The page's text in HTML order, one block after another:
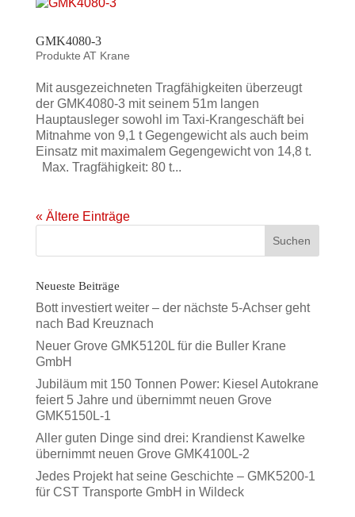
GMK4080-3
Produkte AT Krane
Mit ausgezeichneten Tragfähigkeiten überzeugt
der GMK4080-3 mit seinem 51m langen
Hauptausleger sowohl im Taxi-Krangeschäft bei
Mitnahme von 9,1 t Gegengewicht als auch beim
Einsatz mit maximalem Gegengewicht von 14,8 t.
Max. Tragfähigkeit: 80 t...
« Ältere Einträge
Neueste Beiträge
Bott investiert weiter – der nächste 5-Achser geht
nach Bad Kreuznach
Neuer Grove GMK5120L für die Buller Krane
GmbH
Jubiläum mit 150 Tonnen Power: Kiesel Autokrane
feiert 5 Jahre und übernimmt neuen Grove
GMK5150L-1
Aller guten Dinge sind drei: Krandienst Kawelke
übernimmt neuen Grove GMK4100L-2
Jedes Projekt hat seine Geschichte – GMK5200-1
für CST Transporte GmbH in Wildeck